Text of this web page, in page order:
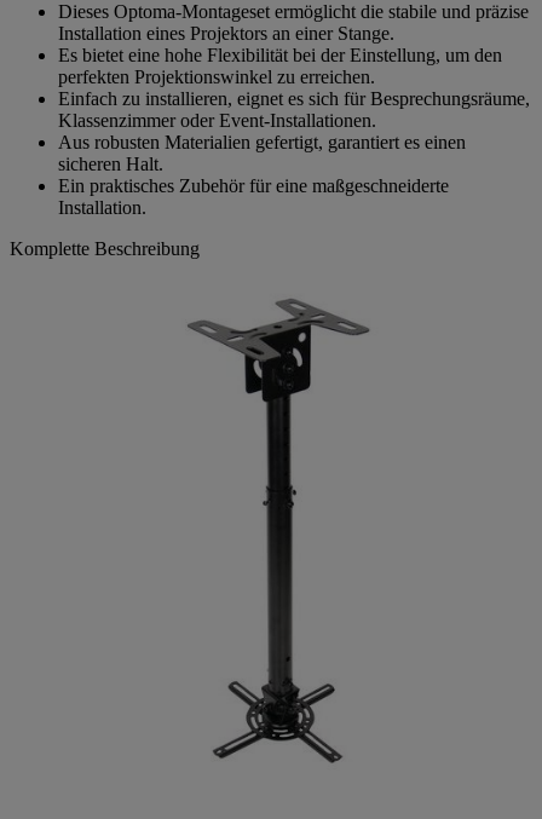
Dieses Optoma-Montageset ermöglicht die stabile und präzise
Installation eines Projektors an einer Stange.
Es bietet eine hohe Flexibilität bei der Einstellung, um den
perfekten Projektionswinkel zu erreichen.
Einfach zu installieren, eignet es sich für Besprechungsräume,
Klassenzimmer oder Event-Installationen.
Aus robusten Materialien gefertigt, garantiert es einen
sicheren Halt.
Ein praktisches Zubehör für eine maßgeschneiderte
Installation.
Komplette Beschreibung